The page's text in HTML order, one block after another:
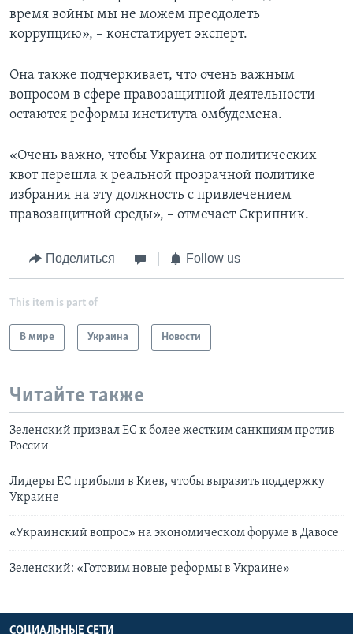
время войны мы не можем преодолеть
коррупцию», – констатирует эксперт.
Она также подчеркивает, что очень важным
вопросом в сфере правозащитной деятельности
остаются реформы института омбудсмена.
«Очень важно, чтобы Украина от политических
квот перешла к реальной прозрачной политике
избрания на эту должность с привлечением
правозащитной среды», – отмечает Скрипник.
Поделиться Follow us
This item is part of
В мире Украина Новости
Читайте также
Зеленский призвал ЕС к более жестким санкциям против
России
Лидеры ЕС прибыли в Киев, чтобы выразить поддержку
Украине
«Украинский вопрос» на экономическом форуме в Давосе
Зеленский: «Готовим новые реформы в Украине»
СОЦИАЛЬНЫЕ СЕТИ